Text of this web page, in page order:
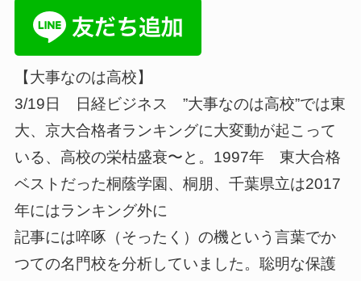
【大事なのは高校】
3/19日 日経ビジネス ”大事なのは高校”では東
大、京大合格者ランキングに大変動が起こって
いる、高校の栄枯盛衰〜と。1997年 東大合格
ベストだった桐蔭学園、桐朋、千葉県立は2017
年にはランキング外に
記事には啐啄（そったく）の機という言葉でか
つての名門校を分析していました。聡明な保護